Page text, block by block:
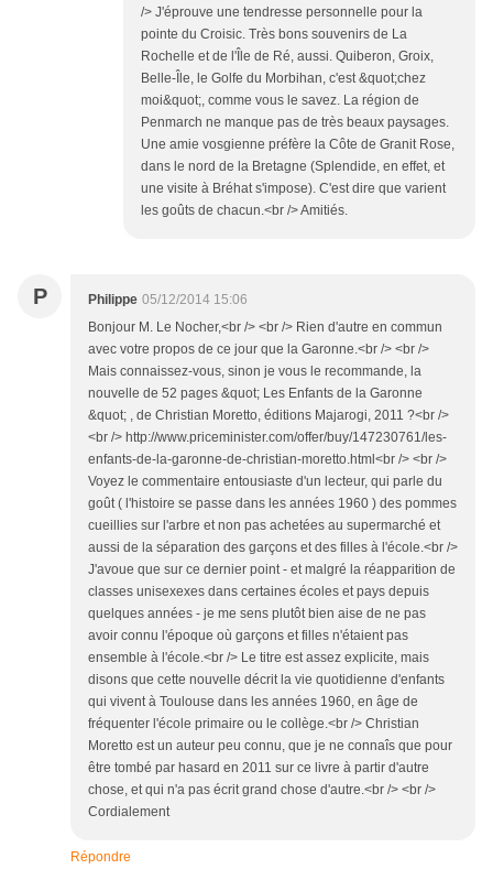
/> J'éprouve une tendresse personnelle pour la
pointe du Croisic. Très bons souvenirs de La
Rochelle et de l'Île de Ré, aussi. Quiberon, Groix,
Belle-Île, le Golfe du Morbihan, c'est &quot;chez
moi&quot;, comme vous le savez. La région de
Penmarch ne manque pas de très beaux paysages.
Une amie vosgienne préfère la Côte de Granit Rose,
dans le nord de la Bretagne (Splendide, en effet, et
une visite à Bréhat s'impose). C'est dire que varient
les goûts de chacun.<br /> Amitiés.
P Philippe 05/12/2014 15:06
Bonjour M. Le Nocher,<br /> <br /> Rien d'autre en commun
avec votre propos de ce jour que la Garonne.<br /> <br />
Mais connaissez-vous, sinon je vous le recommande, la
nouvelle de 52 pages &quot; Les Enfants de la Garonne
&quot; , de Christian Moretto, éditions Majarogi, 2011 ?<br />
<br /> http://www.priceminister.com/offer/buy/147230761/les-
enfants-de-la-garonne-de-christian-moretto.html<br /> <br />
Voyez le commentaire entousiaste d'un lecteur, qui parle du
goût ( l'histoire se passe dans les années 1960 ) des pommes
cueillies sur l'arbre et non pas achetées au supermarché et
aussi de la séparation des garçons et des filles à l'école.<br />
J'avoue que sur ce dernier point - et malgré la réapparition de
classes unisexexes dans certaines écoles et pays depuis
quelques années - je me sens plutôt bien aise de ne pas
avoir connu l'époque où garçons et filles n'étaient pas
ensemble à l'école.<br /> Le titre est assez explicite, mais
disons que cette nouvelle décrit la vie quotidienne d'enfants
qui vivent à Toulouse dans les années 1960, en âge de
fréquenter l'école primaire ou le collège.<br /> Christian
Moretto est un auteur peu connu, que je ne connaîs que pour
être tombé par hasard en 2011 sur ce livre à partir d'autre
chose, et qui n'a pas écrit grand chose d'autre.<br /> <br />
Cordialement
Répondre